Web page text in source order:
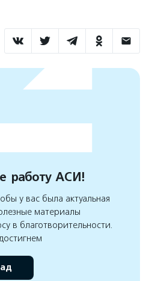
работу АСИ!
у вас была актуальная
материалы
в благотворительности.